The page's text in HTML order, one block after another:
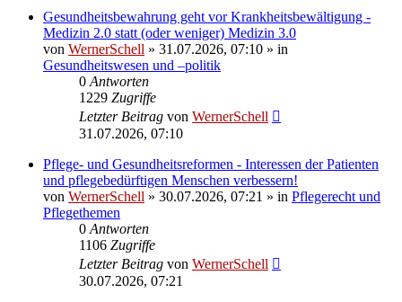
Gesundheitsbewahrung geht vor Krankheitsbewältigung -
Medizin 2.0 statt (oder weniger) Medizin 3.0
von WernerSchell » 31.07.2026, 07:10 » in
Gesundheitswesen und –politik
0 Antworten
1229 Zugriffe
Letzter Beitrag von WernerSchell
31.07.2026, 07:10
Pflege- und Gesundheitsreformen - Interessen der Patienten
und pflegebedürftigen Menschen verbessern!
von WernerSchell » 30.07.2026, 07:21 » in Pflegerecht und
Pflegethemen
0 Antworten
1106 Zugriffe
Letzter Beitrag von WernerSchell
30.07.2026, 07:21